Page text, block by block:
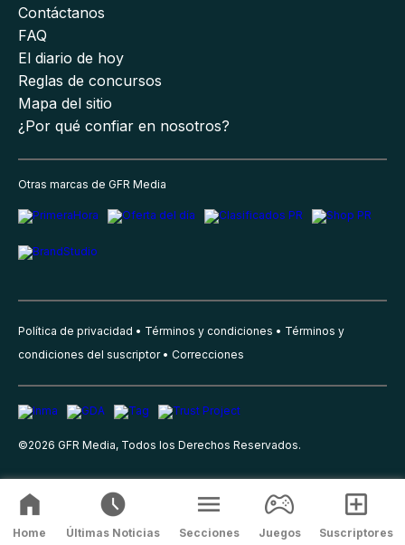
Contáctanos
FAQ
El diario de hoy
Reglas de concursos
Mapa del sitio
¿Por qué confiar en nosotros?
Otras marcas de GFR Media
Política de privacidad Términos y condiciones
Términos y
condiciones del suscriptor
Correcciones
©2026 GFR Media, Todos los Derechos Reservados.
Home Últimas Noticias Secciones Juegos Suscriptores